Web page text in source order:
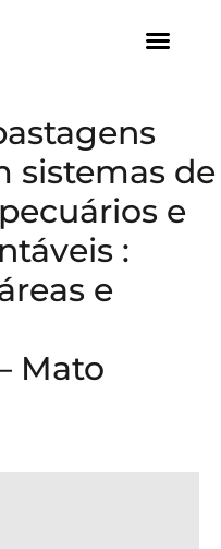
sistemas de
e
:
e
Mato